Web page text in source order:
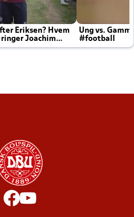
Eriksen? Hvem
Joachim
Ung vs.
#football